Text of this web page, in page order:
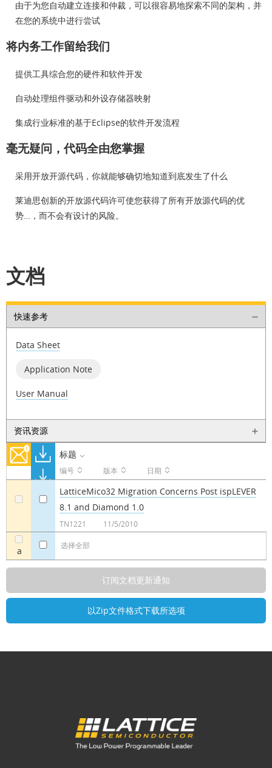
由于为您自动建立连接和仲裁，可以很容易地探索不同的架构，并
在您的系统中进行尝试
将内务工作留给我们
提供工具综合您的硬件和软件开发
自动处理组件驱动和外设存储器映射
集成行业标准的基于Eclipse的软件开发流程
毫无疑问，代码全由您掌握
采用开放开源代码，你就能够确切地知道到底发生了什么
莱迪思创新的开放源代码许可使您获得了所有开放源代码的优
势…，而不会有设计的风险。
文档
快速参考
Data Sheet
Application Note
User Manual
资讯资源
标题
编号 版本 日期
a 选择全部
LatticeMico32 Migration Concerns Post ispLEVER
8.1 and Diamond 1.0
TN1221 11/5/2010